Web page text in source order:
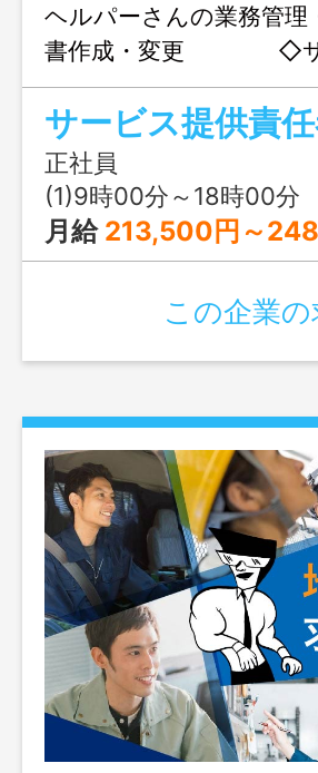
ヘルパーさんの業務管
書作成・変更 ◇サー
席 ◇モニ
ビス実施記録のチェ
の開催・身体介護・生
ックシステム（クラウ
すぐに実績入力・転送
立っています。 ケアも
存スタッフがサポート
更範囲：変更なし
正社員
(1)9時00分～18時00分
月給 213,500円～
この企業